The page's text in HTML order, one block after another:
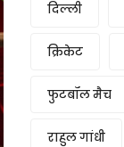
दिल्ली
क्रिकेट
फुटबॉल मैच
राहुल गांधी